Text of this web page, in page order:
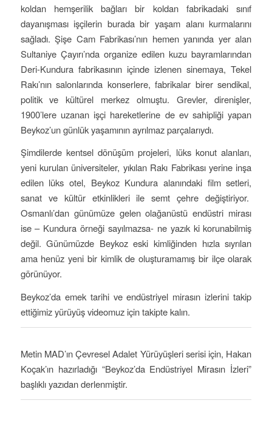
koldan hemşerilik bağları bir koldan fabrikadaki sınıf
dayanışması işçilerin burada bir yaşam alanı kurmalarını
sağladı.Şişe Cam Fabrikası’nın hemen yanında yer alan
Sultaniye Çayırı’nda organize edilen kuzu bayramlarından
Deri-Kundura fabrikasının içinde izlenen sinemaya, Tekel
Rakı’nın salonlarında konserlere, fabrikalar birer sendikal,
politik ve kültürel merkez olmuştu. Grevler, direnişler,
1900’lere uzanan işçi hareketlerine de ev sahipliği yapan
Beykoz’un günlük yaşamının ayrılmaz parçalarıydı.
Şimdilerde kentsel dönüşüm projeleri, lüks konut alanları,
yeni kurulan üniversiteler, yıkılan Rakı Fabrikası yerine inşa
edilen lüks otel, Beykoz Kundura alanındaki film setleri,
sanat ve kültür etkinlikleri ile semt çehre değiştiriyor.
Osmanlı’dan günümüze gelen olağanüstü endüstri mirası
ise – Kundura örneği sayılmazsa- ne yazık ki korunabilmiş
değil. Günümüzde Beykoz eski kimliğinden hızla sıyrılan
ama henüz yeni bir kimlik de oluşturamamış bir ilçe olarak
görünüyor.
Beykoz’da emek tarihi ve endüstriyel mirasın izlerini takip
ettiğimiz yürüyüş videomuz için takipte kalın.
Metin MAD’ın Çevresel Adalet Yürüyüşleri serisi için, Hakan
Koçak’ın hazırladığı “Beykoz’da Endüstriyel Mirasın İzleri”
başlıklı yazıdan derlenmiştir.